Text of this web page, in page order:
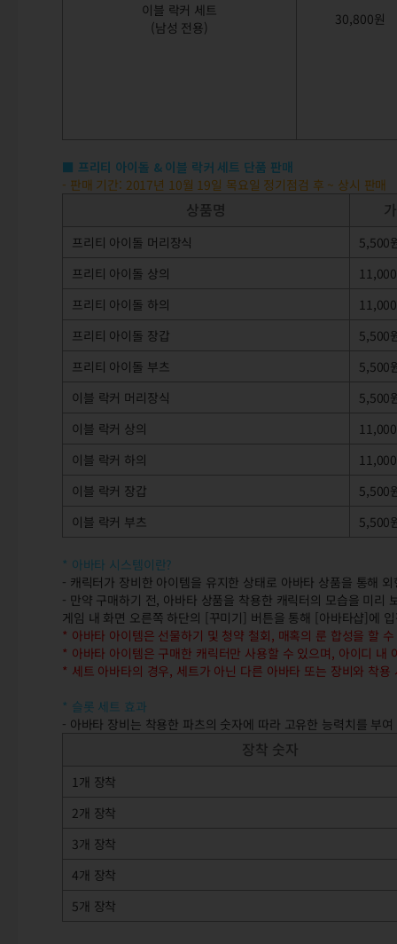
이블 락커 세트
(남성 전용)
30,800원
■ 프리티 아이돌 & 이블 락커 세트 단품 판매
- 판매 기간: 2017년 10월 19일 목요일 정기점검 후 ~ 상시 판매
상품명
프리티 아이돌 머리장식
5,500
프리티 아이돌 상의
프리티 아이돌 하의
프리티 아이돌 장갑
5,500
프리티 아이돌 부츠
5,500
이블 락커 머리장식
5,500
이블 락커 상의
이블 락커 하의
이블 락커 장갑
5,500
이블 락커 부츠
5,500
* 아바타 시스템이란?
- 캐릭터가 장비한 아이템을 유지한 상태로 아바타 상품을 통해
- 만약 구매하기 전, 아바타 상품을 착용한 캐릭터의 모습을 미리
게임 내 화면 오른쪽 하단의 [꾸미기] 버튼을 통해 [아바타샵]에
* 아바타 아이템은 선물하기 및 청약 철회, 매혹의 룬 합성을 할
* 아바타 아이템은 구매한 캐릭터만 사용할 수 있으며, 아이디 내
* 세트 아바타의 경우, 세트가 아닌 다른 아바타 또는 장비와 착
* 슬롯 세트 효과
- 아바타 장비는 착용한 파츠의 숫자에 따라 고유한 능력치를 부
장착 숫자
1개 장착
2개 장착
3개 장착
4개 장착
5개 장착